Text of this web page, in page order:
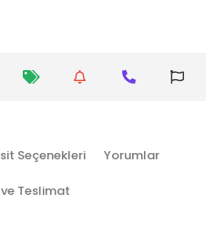
Seçenekleri Yorumlar
Teslimat